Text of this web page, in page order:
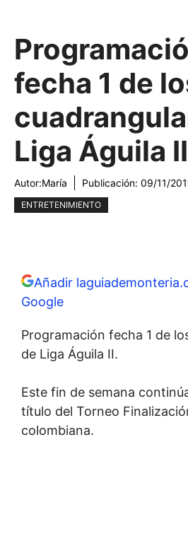
fecha 1 de
Liga Águila II
Autor:María Publicación: 09/11/
ENTRETENIMIENTO
Añadir
Google
Programación fecha 1 de
de Liga Águila II.
Este fin de semana
título del Torneo
colombiana.